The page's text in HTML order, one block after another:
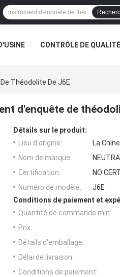
CONTRÔLE DE QUALITÉ
Théodolite De J6E
d'enquête de
Détails sur le produit:
Lieu d'origine:
La Chine
Nom de marque:
Certification:
NO
Numéro de modèle:
J6E
Conditions de paiement et
Quantité de commande min:
Prix:
Détails d'emballage:
Délai de livraison:
Conditions de paiement: